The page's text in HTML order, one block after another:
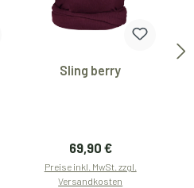
Sling berry
Regular price:
69,90 €
Preise inkl. MwSt. zzgl.
Versandkosten